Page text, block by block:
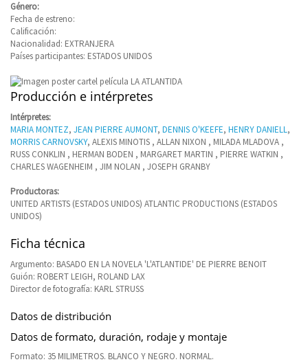
Género:
Fecha de estreno:
Calificación:
Nacionalidad: EXTRANJERA
Países participantes: ESTADOS UNIDOS
Producción e intérpretes
Intérpretes:
MARIA MONTEZ, JEAN PIERRE AUMONT, DENNIS O'KEEFE, HENRY DANIELL,
MORRIS CARNOVSKY, ALEXIS MINOTIS , ALLAN NIXON , MILADA MLADOVA ,
RUSS CONKLIN , HERMAN BODEN , MARGARET MARTIN , PIERRE WATKIN ,
CHARLES WAGENHEIM , JIM NOLAN , JOSEPH GRANBY
Productoras:
UNITED ARTISTS (ESTADOS UNIDOS) ATLANTIC PRODUCTIONS (ESTADOS
UNIDOS)
Ficha técnica
Argumento: BASADO EN LA NOVELA 'L'ATLANTIDE' DE PIERRE BENOIT
Guión: ROBERT LEIGH, ROLAND LAX
Director de fotografía: KARL STRUSS
Datos de distribución
Datos de formato, duración, rodaje y montaje
Formato: 35 MILIMETROS. BLANCO Y NEGRO. NORMAL.